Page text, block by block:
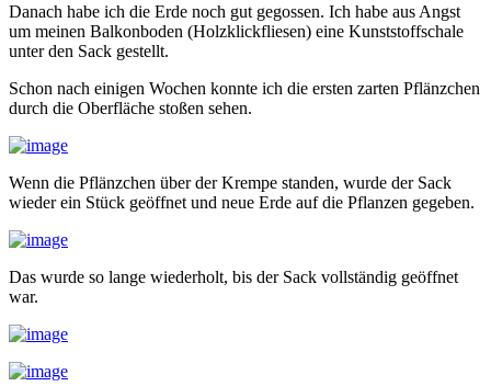
Danach habe ich die Erde noch gut gegossen. Ich habe aus Angst
um meinen Balkonboden (Holzklickfliesen) eine Kunststoffschale
unter den Sack gestellt.
Schon nach einigen Wochen konnte ich die ersten zarten Pflänzchen
durch die Oberfläche stoßen sehen.
Wenn die Pflänzchen über der Krempe standen, wurde der Sack
wieder ein Stück geöffnet und neue Erde auf die Pflanzen gegeben.
Das wurde so lange wiederholt, bis der Sack vollständig geöffnet
war.